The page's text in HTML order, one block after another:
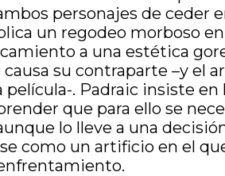
personajes de ceder
un regodeo morboso
a una estética
su contraparte –y el
. Padraic insiste
que para ello se
lo lleve a una
como un artificio en el